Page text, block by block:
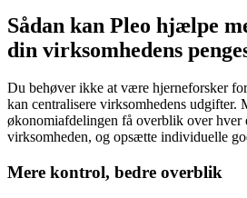
Sådan kan Pleo hjælpe
din virksomhedens
Du behøver ikke at være hjerneforsker
kan centralisere virksomhedens udgifter.
økonomiafdelingen få overblik over hver
virksomheden, og opsætte individuelle
Mere kontrol, bedre overblik